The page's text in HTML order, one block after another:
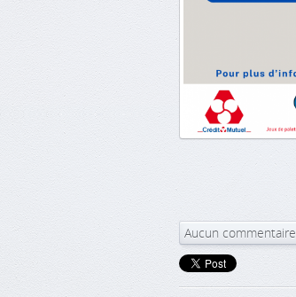
Aucun commentaire